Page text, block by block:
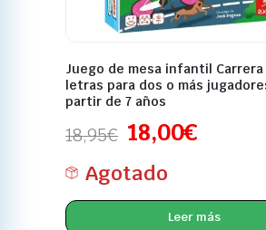
Juego de mesa infantil Carrera
letras para dos o más
partir de 7 años
18,95€ 18,00€
Agotado
Leer más